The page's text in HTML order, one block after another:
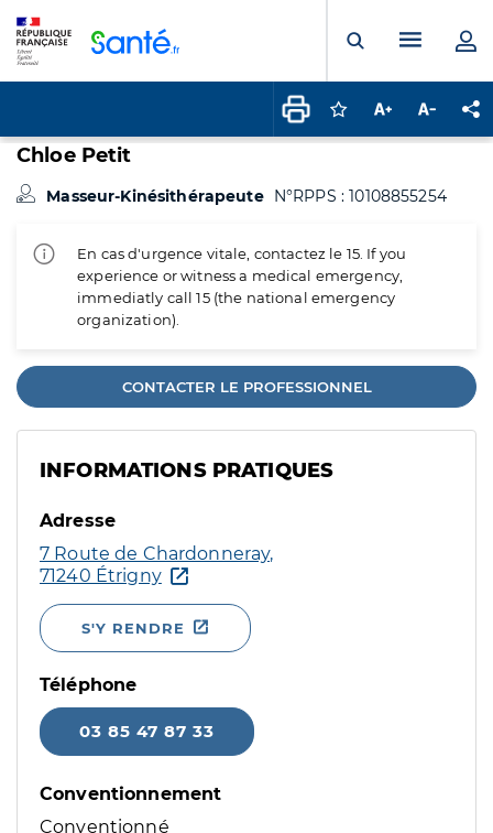
Ouvrir laMenu
Connectez-vous
Augmenter la
Chloe Petit
Masseur-Kinésithérapeute N°RPPS : 10108855254
En cas d'urgence vitale, contactez le 15. If you
experience or witness a medical emergency,
immediatly call 15 (the national emergency
organization).
CONTACTER LE PROFESSIONNEL
INFORMATIONS PRATIQUES
Adresse
7 Route de Chardonneray,
71240 Étrigny
S'Y RENDRE
Téléphone
03 85 47 87 33
Conventionnement
Conventionné